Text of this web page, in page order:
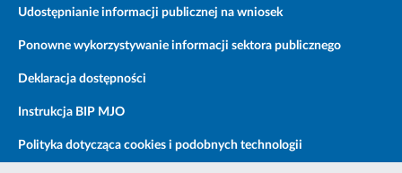
Udostępnianie informacji publicznej na wniosek
Ponowne wykorzystywanie informacji sektora publicznego
Deklaracja dostępności
Instrukcja BIP MJO
Polityka dotycząca cookies i podobnych technologii